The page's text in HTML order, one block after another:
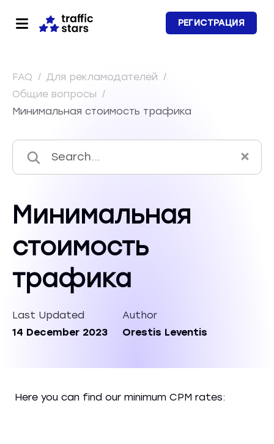
РЕГИСТРАЦИЯ
FAQ / Для рекламодателей /
Общие вопросы /
Минимальная стоимость трафика
Минимальная
стоимость
трафика
Last Updated
14 December 2023
Author
Orestis Leventis
Here you can find our minimum CPM rates: